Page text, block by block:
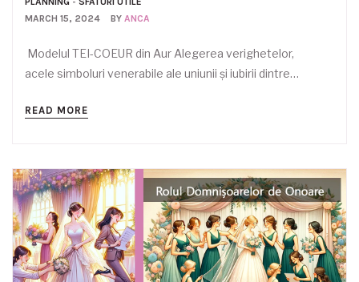
MARCH 15, 2024
BY ANCA
Modelul TEI-COEUR din Aur Alegerea verighetelor,
acele simboluri venerabile ale uniunii și iubirii dintre…
READ MORE